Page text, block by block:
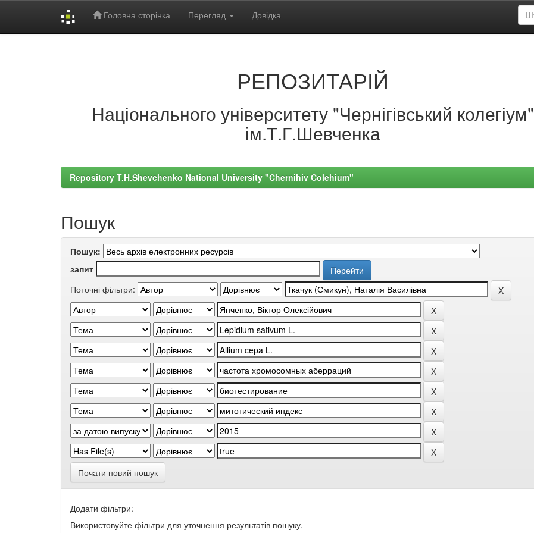
Головна сторінка Перегляд Довідка
РЕПОЗИТАРІЙ
Національного університету "Чернігівський колегіум"
ім.Т.Г.Шевченка
Repository T.H.Shevchenko National University "Chernihiv Colehium"
Пошук
Пошук:
запит
Поточні фільтри:
Почати новий пошук
Додати фільтри:
Використовуйте фільтри для уточнення результатів пошуку.